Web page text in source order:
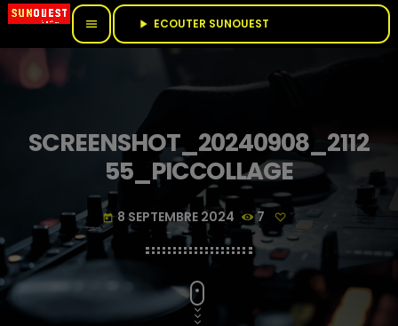
menu play_arrow
SCREENSHOT_20240908_2112
55_PICCOLLAGE
today 8 SEPTEMBRE 2024 7